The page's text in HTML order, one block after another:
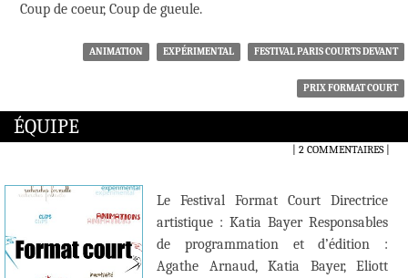
Coup de coeur, Coup de gueule.
ANIMATION EXPÉRIMENTAL FESTIVAL PARIS COURTS DEVANT
PRIX FORMAT COURT
ÉQUIPE
2 COMMENTAIRES|
Le Festival Format Court Directrice
artistique : Katia Bayer Responsables
de programmation et d’édition :
Agathe Arnaud, Katia Bayer, Eliott